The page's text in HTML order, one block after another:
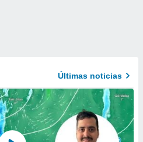
Últimas noticias